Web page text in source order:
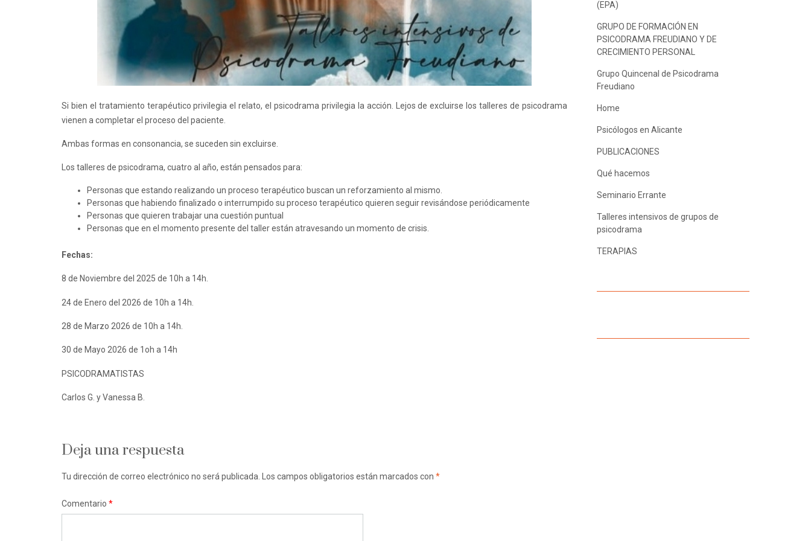
Si bien el tratamiento terapéutico privilegia el relato, el psicodrama privilegia la acción. Lejos de excluirse los talleres de psicodrama
vienen a completar el proceso del paciente.
Ambas formas en consonancia, se suceden sin excluirse.
Los talleres de psicodrama, cuatro al año, están pensados para:
Personas que estando realizando un proceso terapéutico buscan un reforzamiento al mismo.
Personas que habiendo finalizado o interrumpido su proceso terapéutico quieren seguir revisándose periódicamente
Personas que quieren trabajar una cuestión puntual
Personas que en el momento presente del taller están atravesando un momento de crisis.
Fechas:
8 de Noviembre del 2025 de 10h a 14h.
24 de Enero del 2026 de 10h a 14h.
28 de Marzo 2026 de 10h a 14h.
30 de Mayo 2026 de 1oh a 14h
PSICODRAMATISTAS
Carlos G. y Vanessa B.
Deja una respuesta
Tu dirección de correo electrónico no será publicada. Los campos obligatorios están marcados con *
Comentario *
(EPA)
GRUPO DE FORMACIÓN EN
PSICODRAMA FREUDIANO Y DE
CRECIMIENTO PERSONAL
Grupo Quincenal de Psicodrama
Freudiano
Home
Psicólogos en Alicante
PUBLICACIONES
Qué hacemos
Seminario Errante
Talleres intensivos de grupos de
psicodrama
TERAPIAS